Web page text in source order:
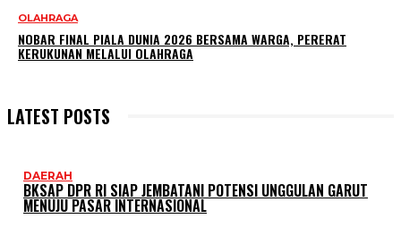
OLAHRAGA
NOBAR FINAL PIALA DUNIA 2026 BERSAMA WARGA, PERERAT
KERUKUNAN MELALUI OLAHRAGA
LATEST POSTS
DAERAH
BKSAP DPR RI SIAP JEMBATANI POTENSI UNGGULAN GARUT
MENUJU PASAR INTERNASIONAL